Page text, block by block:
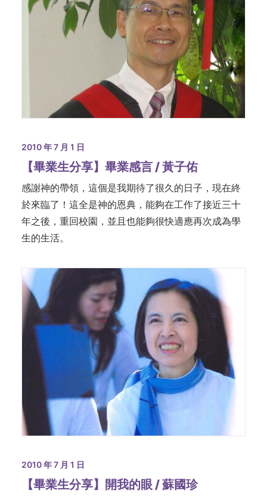
2010 年 7 月 1 日
【畢業生分享】畢業感言 / 黃子佑
感謝神的帶領，這個是我期待了很久的日子，現在終
於來臨了！這全是神的恩典，能夠在工作了接近三十
年之後，重回校園，並且也能夠很快適應再次成為學
生的生活。
2010 年 7 月 1 日
【畢業生分享】開我的眼 / 蘇國珍